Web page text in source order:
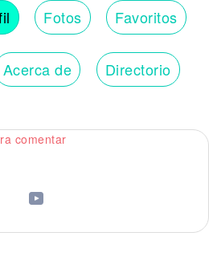
Fotos Favoritos
Acerca de Directorio
comentar